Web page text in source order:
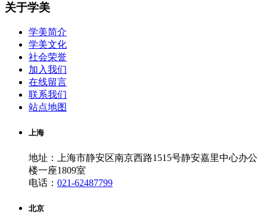
关于学美
学美简介
学美文化
社会荣誉
加入我们
在线留言
联系我们
站点地图
上海
地址：上海市静安区南京西路1515号静安嘉里中心办公
楼一座1809室
电话： 021-62487799
北京